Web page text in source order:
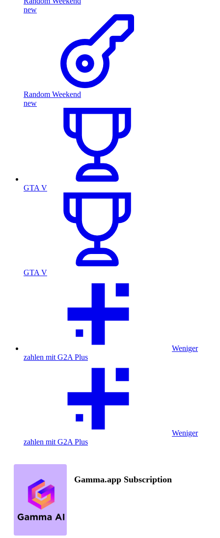
new
Random Weekend
new
GTA V
GTA V
Weniger
zahlen mit G2A Plus
Weniger
zahlen mit G2A Plus
Gamma.app Subscription